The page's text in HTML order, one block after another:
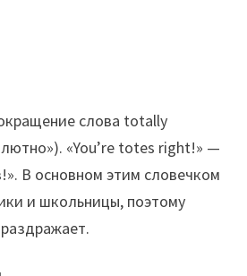
слова totally
«You’re totes right!» —
В основном этим словечком
и школьницы, поэтому